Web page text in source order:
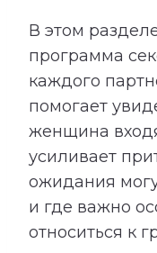
В этом
программа
каждого
помогает
женщина
усиливает
ожидания
и где важно
относиться к